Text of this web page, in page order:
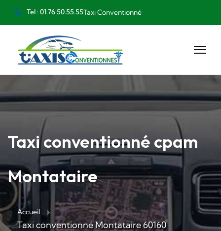
Tel : 01.76.50.55.55Taxi Conventionné
Taxi conventionné cpam
Montataire
Accueil
Taxi conventionné Montataire 60160